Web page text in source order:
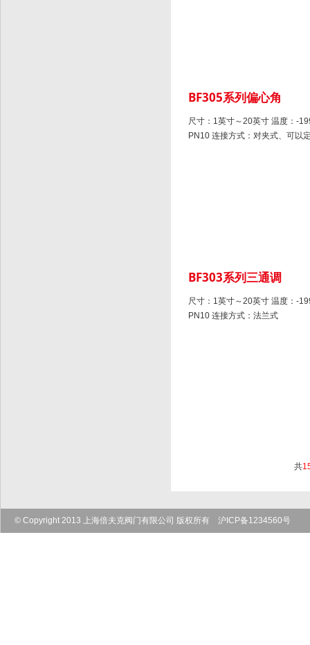
BF305系列偏心角
尺寸：1英寸～20英寸 温度：-
PN10 连接方式：对夹式、可以
BF303系列三通调
尺寸：1英寸～20英寸 温度：-
PN10 连接方式：法兰式
共
© Copyright 2013 上海倍夫克阀门有限公司 版权所有 沪ICP备1234560号